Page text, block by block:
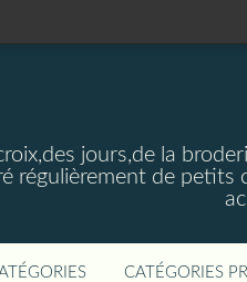
jours,de la
régulièrement de petits
CATÉGORIES